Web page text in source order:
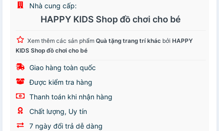
Nhà cung cấp:
HAPPY KIDS Shop đồ chơi cho bé
Xem thêm các sản phẩm Quà tặng trang trí khác bởi HAPPY
KIDS Shop đồ chơi cho bé
Giao hàng toàn quốc
Được kiểm tra hàng
Thanh toán khi nhận hàng
Chất lượng, Uy tín
7 ngày đổi trả dễ dàng